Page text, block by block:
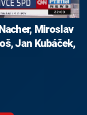
Miroslav
Jan Kubáček,